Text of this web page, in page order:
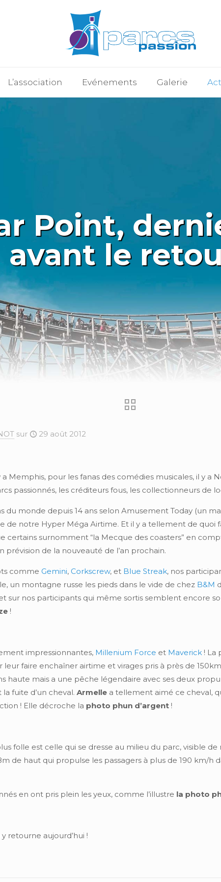
L’association Evénements Galerie
Point,
avant le
sur 29 août 2012
a Memphis, pour les fanas des comédies musicales, il y a
passionnés, les créditeurs fous, les collectionneurs de
du monde depuis 14 ans selon Amusement Today (un
de notre Hyper Méga Airtime. Et il y a tellement de quoi
certains surnomment “la Mecque des coasters” en
de la nouveauté de l’an prochain.
comme Gemini, Corkscrew, et Blue Streak, nos
un montagne russe les pieds dans le vide de chez B&M
sur nos participants qui même sortis semblent encore
!
impressionnantes, Millenium Force et Maverick! La
leur faire enchaîner airtime et virages pris à près de
haute mais a une pêche légendaire avec ses deux
fuite d’un cheval. Armellea tellement aimé ce cheval,
! Elle décroche la photo phun d’argent!
folle est celle qui se dresse au milieu du parc, visible
de haut qui propulse les passagers à plus de 190 km/h
en ont pris plein les yeux, comme l’illustre la photo
retourne aujourd’hui !